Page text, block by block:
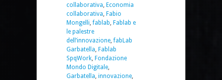
collaborativa, Economia
collaborativa, Fabio
Mongelli,fablab, Fablab e
le palestre
dell’innovazione,fabLab
Garbatella, Fablab
SpqWork, Fondazione
Mondo Digitale,
Garbatella, innovazione,